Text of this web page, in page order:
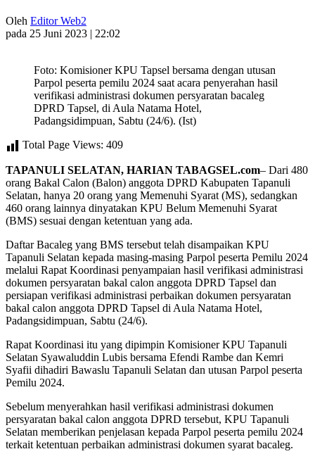
Oleh Editor Web2
pada 25 Juni 2023 | 22:02
Foto: Komisioner KPU Tapsel bersama dengan utusan
Parpol peserta pemilu 2024 saat acara penyerahan hasil
verifikasi administrasi dokumen persyaratan bacaleg
DPRD Tapsel, di Aula Natama Hotel,
Padangsidimpuan, Sabtu (24/6). (Ist)
Total Page Views: 409
TAPANULI SELATAN, HARIAN TABAGSEL.com– Dari 480
orang Bakal Calon (Balon) anggota DPRD Kabupaten Tapanuli
Selatan, hanya 20 orang yang Memenuhi Syarat (MS), sedangkan
460 orang lainnya dinyatakan KPU Belum Memenuhi Syarat
(BMS) sesuai dengan ketentuan yang ada.
Daftar Bacaleg yang BMS tersebut telah disampaikan KPU
Tapanuli Selatan kepada masing-masing Parpol peserta Pemilu 2024
melalui Rapat Koordinasi penyampaian hasil verifikasi administrasi
dokumen persyaratan bakal calon anggota DPRD Tapsel dan
persiapan verifikasi administrasi perbaikan dokumen persyaratan
bakal calon anggota DPRD Tapsel di Aula Natama Hotel,
Padangsidimpuan, Sabtu (24/6).
Rapat Koordinasi itu yang dipimpin Komisioner KPU Tapanuli
Selatan Syawaluddin Lubis bersama Efendi Rambe dan Kemri
Syafii dihadiri Bawaslu Tapanuli Selatan dan utusan Parpol peserta
Pemilu 2024.
Sebelum menyerahkan hasil verifikasi administrasi dokumen
persyaratan bakal calon anggota DPRD tersebut, KPU Tapanuli
Selatan memberikan penjelasan kepada Parpol peserta pemilu 2024
terkait ketentuan perbaikan administrasi dokumen syarat bacaleg.